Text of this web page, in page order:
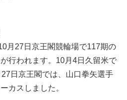
月27日京王閣競輪場で117期の
行われます。10月4日久留米で
日京王閣では、山口拳矢選手
カスしました。